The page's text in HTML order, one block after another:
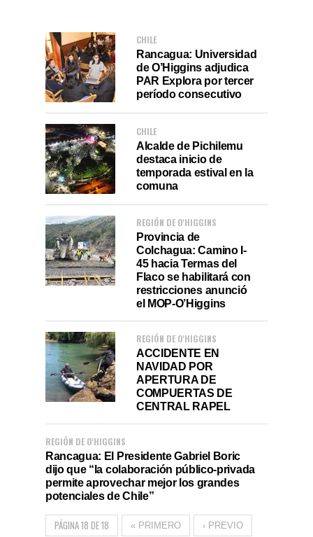
CHILE
Rancagua: Universidad
de O’Higgins adjudica
PAR Explora por tercer
período consecutivo
CHILE
Alcalde de Pichilemu
destaca inicio de
temporada estival en la
comuna
REGIÓN DE O'HIGGINS
Provincia de
Colchagua: Camino I-
45 hacia Termas del
Flaco se habilitará con
restricciones anunció
el MOP-O’Higgins
REGIÓN DE O'HIGGINS
ACCIDENTE EN
NAVIDAD POR
APERTURA DE
COMPUERTAS DE
CENTRAL RAPEL
REGIÓN DE O'HIGGINS
Rancagua: El Presidente Gabriel Boric
dijo que “la colaboración público-privada
permite aprovechar mejor los grandes
potenciales de Chile”
PÁGINA 18 DE 18 « PRIMERO ‹ PREVIO